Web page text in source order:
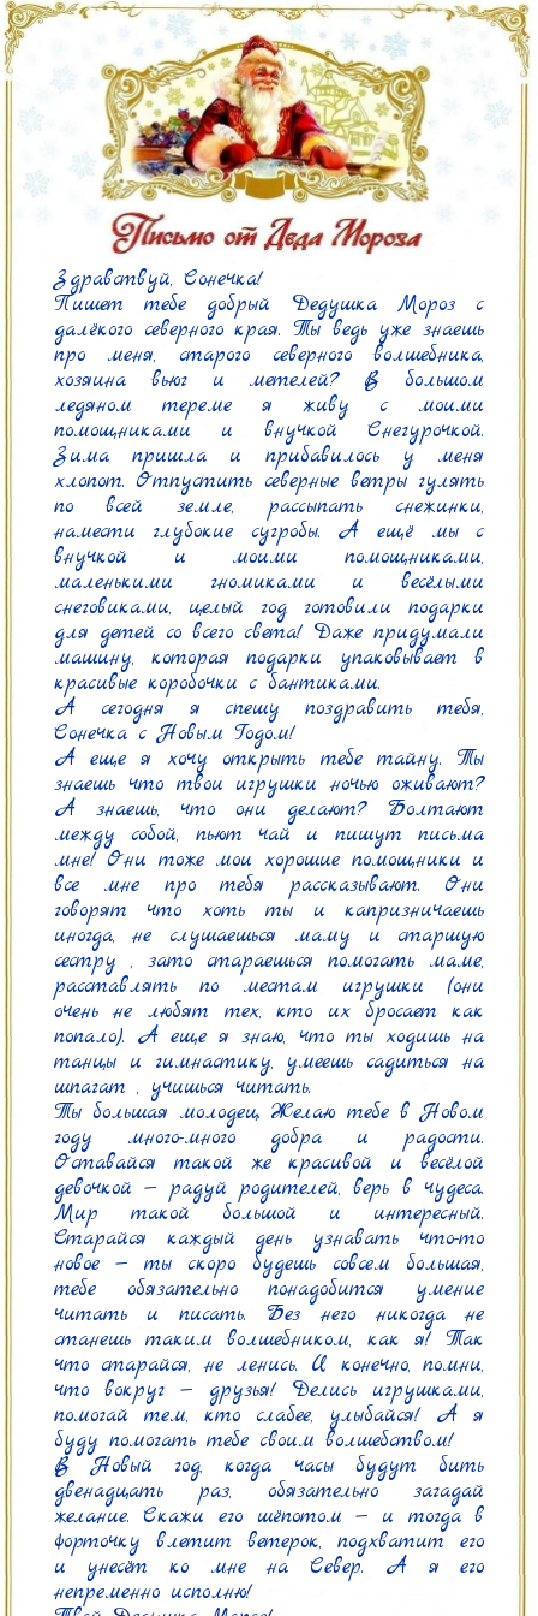
Здравствуй, Сонечка!
Пишет тебе добрый Дедушка Мороз с
далёкого северного края. Ты ведь уже знаешь
про меня, старого северного волшебника,
хозяина вьюг и метелей? В большом
ледяном тереме я живу с моими
помощниками и внучкой Снегурочкой.
Зима пришла и прибавилось у меня
хлопот. Отпустить северные ветры гулять
по всей земле, рассыпать снежинки,
намести глубокие сугробы. А ещё мы с
внучкой и моими помощниками,
маленькими гномиками и весёлыми
снеговиками, целый год готовили подарки
для детей со всего света! Даже придумали
машину, которая подарки упаковывает в
красивые коробочки с бантиками.
А сегодня я спешу поздравить тебя,
Сонечка с Новым Годом!
А еще я хочу открыть тебе тайну. Ты
знаешь что твои игрушки ночью оживают?
А знаешь, что они делают? Болтают
между собой, пьют чай и пишут письма
мне! Они тоже мои хорошие помощники и
все мне про тебя рассказывают. Они
говорят что хоть ты и капризничаешь
иногда, не слушаешься маму и старшую
сестру , зато стараешься помогать маме,
расставлять по местам игрушки (они
очень не любят тех, кто их бросает как
попало). А еще я знаю, что ты ходишь на
танцы и гимнастику, умеешь садиться на
шпагат , учишься читать.
Ты большая молодец. Желаю тебе в Новом
году много-много добра и радости.
Оставайся такой же красивой и весёлой
девочкой — радуй родителей, верь в чудеса.
Мир такой большой и интересный.
Старайся каждый день узнавать что-то
новое — ты скоро будешь совсем большая,
тебе обязательно понадобится умение
читать и писать. Без него никогда не
станешь таким волшебником, как я! Так
что старайся, не ленись. И конечно, помни,
что вокруг — друзья! Делись игрушками,
помогай тем, кто слабее, улыбайся! А я
буду помогать тебе своим волшебством!
В Новый год, когда часы будут бить
двенадцать раз, обязательно загадай
желание. Скажи его шёпотом — и тогда в
форточку влетит ветерок, подхватит его
и унесёт ко мне на Север. А я его
непременно исполню!